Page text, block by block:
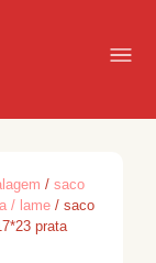
/saco
/ lame / saco
prata